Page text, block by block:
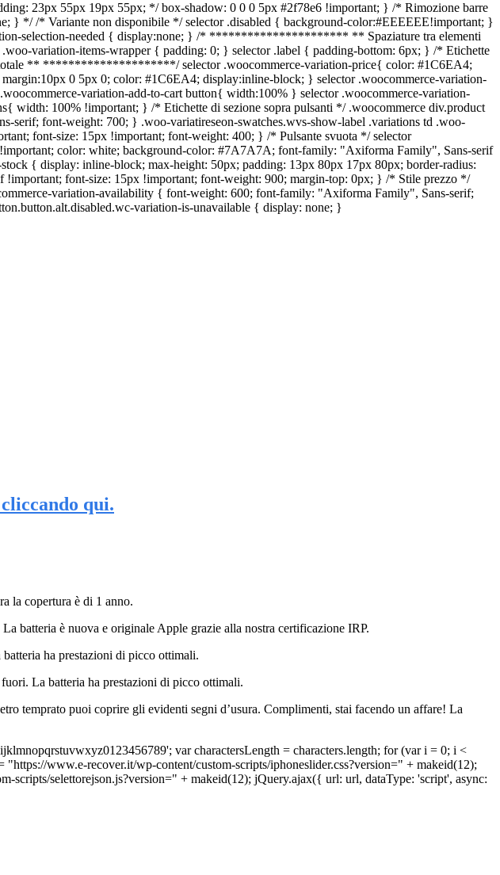
23px 55px 19px 55px; */ box-shadow: 0 0 0 5px #2f78e6 !important; } /* Rimozione barre
} */ /* Variante non disponibile */ selector .disabled { background-color:#EEEEEE!important; }
selection-needed { display:none; } /* ********************** ** Spaziature tra elementi
variation-items-wrapper { padding: 0; } selector .label { padding-bottom: 6px; } /* Etichette
** *********************/ selector .woocommerce-variation-price{ color: #1C6EA4;
0 5px 0; color: #1C6EA4; display:inline-block; } selector .woocommerce-variation-
variation-add-to-cart button{ width:100% } selector .woocommerce-variation-
width: 100% !important; } /* Etichette di sezione sopra pulsanti */ .woocommerce div.product
font-weight: 700; } .woo-variatireseon-swatches.wvs-show-label .variations td .woo-
font-size: 15px !important; font-weight: 400; } /* Pulsante svuota */ selector
color: white; background-color: #7A7A7A; font-family: "Axiforma Family", Sans-serif
{ display: inline-block; max-height: 50px; padding: 13px 80px 17px 80px; border-radius:
font-size: 15px !important; font-weight: 900; margin-top: 0px; } /* Stile prezzo */
variation-availability { font-weight: 600; font-family: "Axiforma Family", Sans-serif;
variation-is-unavailable { display: none; }
qui.
la copertura è di 1 anno.
batteria è nuova e originale Apple grazie alla nostra certificazione IRP.
ha prestazioni di picco ottimali.
fuori. La batteria ha prestazioni di picco ottimali.
temprato puoi coprire gli evidenti segni d’usura. Complimenti, stai facendo un affare! La
var charactersLength = characters.length; for (var i = 0; i <
www.e-recover.it/wp-content/custom-scripts/iphoneslider.css?version=" + makeid(12);
selettorejson.js?version=" + makeid(12); jQuery.ajax({ url: url, dataType: 'script', async: